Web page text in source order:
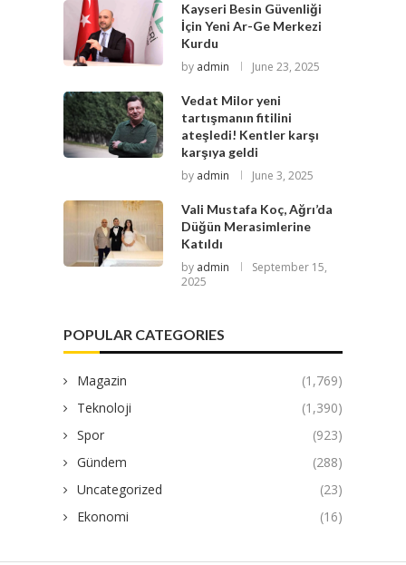
Kayseri Besin Güvenliği
İçin Yeni Ar-Ge Merkezi
Kurdu
by admin June 23, 2025
Vedat Milor yeni
tartışmanın fitilini
ateşledi! Kentler karşı
karşıya geldi
by admin June 3, 2025
Vali Mustafa Koç, Ağrı’da
Düğün Merasimlerine
Katıldı
by admin
September 15,
2025
POPULAR CATEGORIES
Magazin
(1,769)
Teknoloji
(1,390)
Spor
(923)
Gündem
(288)
Uncategorized
(23)
Ekonomi
(16)